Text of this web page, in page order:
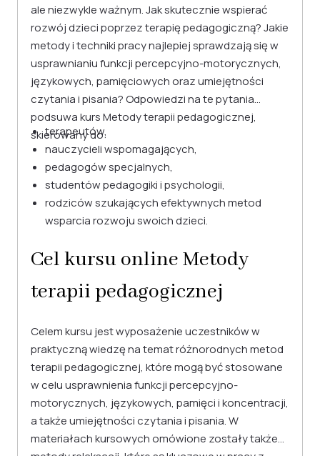
ale niezwykle ważnym. Jak skutecznie wspierać
rozwój dzieci poprzez terapię pedagogiczną? Jakie
metody i techniki pracy najlepiej sprawdzają się w
usprawnianiu funkcji percepcyjno-motorycznych,
językowych, pamięciowych oraz umiejętności
czytania i pisania? Odpowiedzi na te pytania
podsuwa kurs Metody terapii pedagogicznej,
skierowany do:
terapeutów,
nauczycieli wspomagających,
pedagogów specjalnych,
studentów pedagogiki i psychologii,
rodziców szukających efektywnych metod
wsparcia rozwoju swoich dzieci.
Cel kursu online Metody
terapii pedagogicznej
Celem kursu jest wyposażenie uczestników w
praktyczną wiedzę na temat różnorodnych metod
terapii pedagogicznej, które mogą być stosowane
w celu usprawnienia funkcji percepcyjno-
motorycznych, językowych, pamięci i koncentracji,
a także umiejętności czytania i pisania. W
materiałach kursowych omówione zostały także